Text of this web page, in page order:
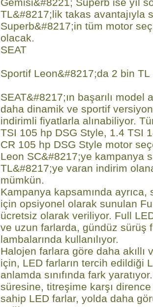
TL&#8217;lik takas avantajıyla
Superb&#8217;in tüm motor
olacak.
SEAT
Sportif Leon&#8217;da 2 bin TL
SEAT&#8217;ın başarılı
daha dinamik ve sportif
indirimli fiyatlarla alınabiliyor.
TSI 105 hp DSG Style, 1.4 TSI
CR 105 hp DSG Style motor
Leon SC&#8217;ye kampanya
TL&#8217;ye varan indirim
mümkün.
Kampanya kapsamında ayrıca,
için opsiyonel olarak sunulan
ücretsiz olarak veriliyor. Full
ve uzun farlarda, gündüz sürüş
lambalarında kullanılıyor.
Halojen farlara göre daha akıllı
için, LED farların tercih edildiği
anlamda sınıfında fark
süresine, titreşime karşı
sahip LED farlar, yolda daha